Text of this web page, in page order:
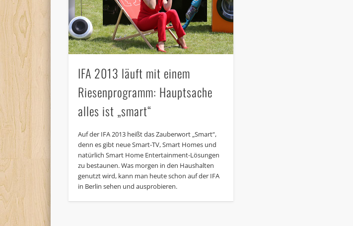
IFA 2013 läuft mit einem
Riesenprogramm: Hauptsache
alles ist „smart“
Auf der IFA 2013 heißt das Zauberwort „Smart“,
denn es gibt neue Smart-TV, Smart Homes und
natürlich Smart Home Entertainment-Lösungen
zu bestaunen. Was morgen in den Haushalten
genutzt wird, kann man heute schon auf der IFA
in Berlin sehen und ausprobieren.